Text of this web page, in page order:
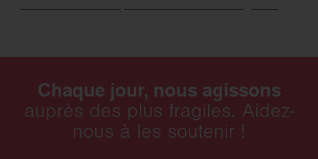
Chaque jour, nous agissons
auprès des plus fragiles. Aidez-
nous à les soutenir !